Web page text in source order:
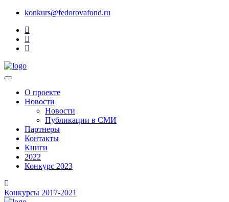
konkurs@fedorovafond.ru
О проекте
Новости
Новости
Публикации в СМИ
Партнеры
Контакты
Книги
2022
Конкурс 2023
Конкурсы 2017-2021